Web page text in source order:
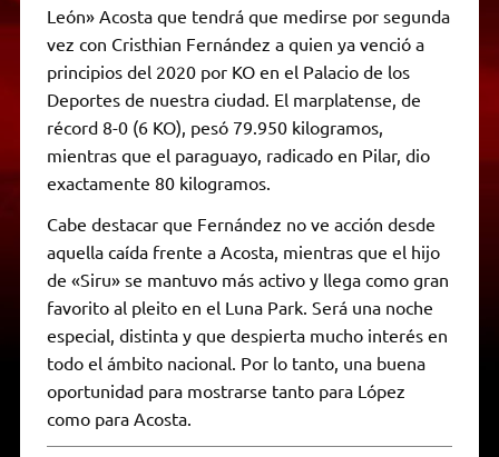
León» Acosta que tendrá que medirse por segunda
vez con Cristhian Fernández a quien ya venció a
principios del 2020 por KO en el Palacio de los
Deportes de nuestra ciudad. El marplatense, de
récord 8-0 (6 KO), pesó 79.950 kilogramos,
mientras que el paraguayo, radicado en Pilar, dio
exactamente 80 kilogramos.
Cabe destacar que Fernández no ve acción desde
aquella caída frente a Acosta, mientras que el hijo
de «Siru» se mantuvo más activo y llega como gran
favorito al pleito en el Luna Park. Será una noche
especial, distinta y que despierta mucho interés en
todo el ámbito nacional. Por lo tanto, una buena
oportunidad para mostrarse tanto para López
como para Acosta.